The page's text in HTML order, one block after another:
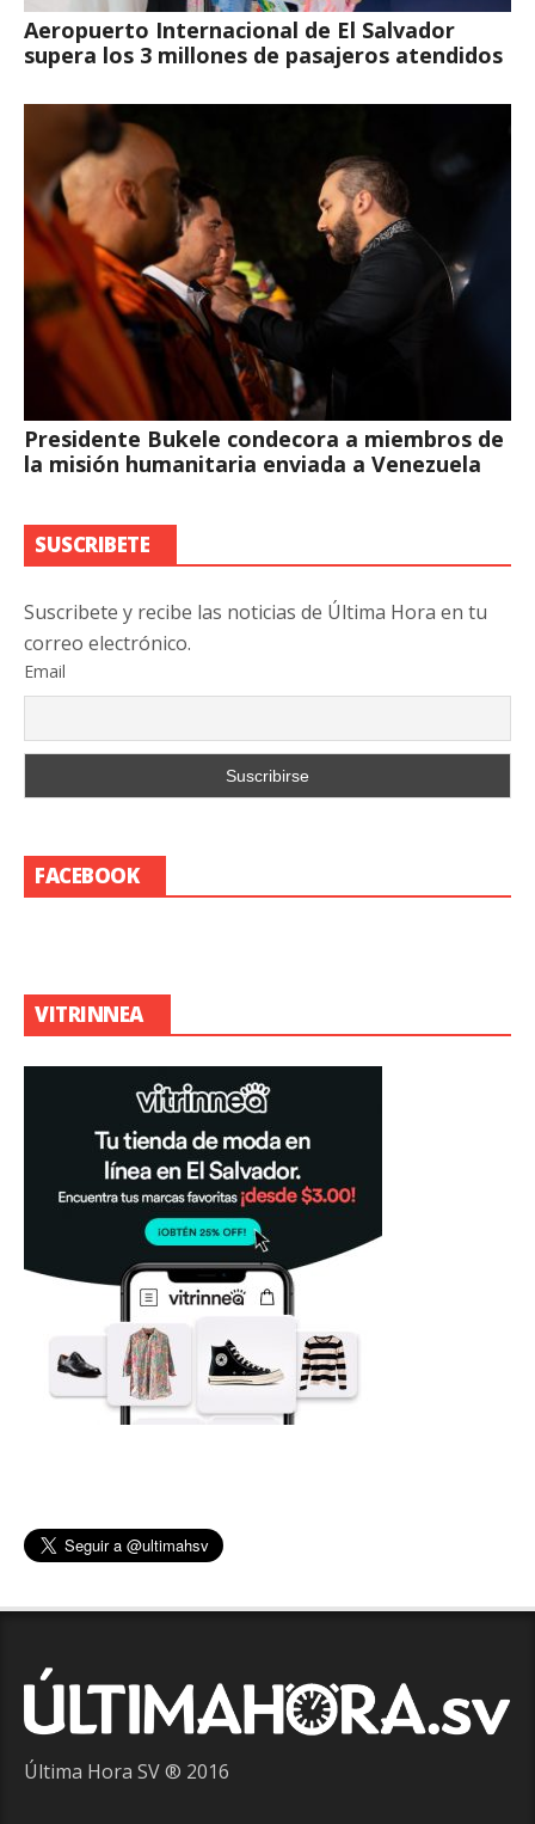
Aeropuerto Internacional de El Salvador
supera los 3 millones de pasajeros atendidos
Presidente Bukele condecora a miembros de
la misión humanitaria enviada a Venezuela
SUSCRIBETE
Suscribete y recibe las noticias de Última Hora en tu
correo electrónico.
Email
FACEBOOK
VITRINNEA
Última Hora SV ® 2016